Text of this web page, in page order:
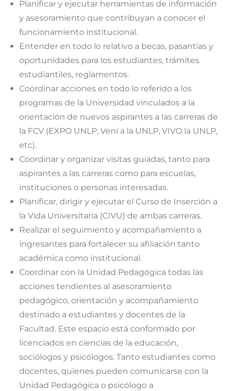
Planificar y ejecutar herramientas de información
y asesoramiento que contribuyan a conocer el
funcionamiento institucional.
Entender en todo lo relativo a becas, pasantías y
oportunidades para los estudiantes, trámites
estudiantiles, reglamentos.
Coordinar acciones en todo lo referido a los
programas de la Universidad vinculados a la
orientación de nuevos aspirantes a las carreras de
la FCV (EXPO UNLP, Vení a la UNLP, VIVO la UNLP,
etc).
Coordinar y organizar visitas guiadas, tanto para
aspirantes a las carreras como para escuelas,
instituciones o personas interesadas.
Planificar, dirigir y ejecutar el Curso de Inserción a
la Vida Universitaria (CIVU) de ambas carreras.
Realizar el seguimiento y acompañamiento a
ingresantes para fortalecer su afiliación tanto
académica como institucional.
Coordinar con la Unidad Pedagógica todas las
acciones tendientes al asesoramiento
pedagógico, orientación y acompañamiento
destinado a estudiantes y docentes de la
Facultad. Este espacio está conformado por
licenciados en ciencias de la educación,
sociólogos y psicólogos. Tanto estudiantes como
docentes, quienes pueden comunicarse con la
Unidad Pedagógica o psicólogo a